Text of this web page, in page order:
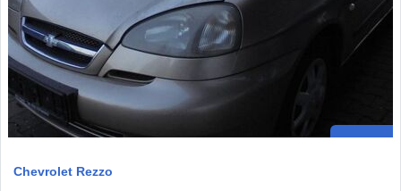
Chevrolet Rezzo